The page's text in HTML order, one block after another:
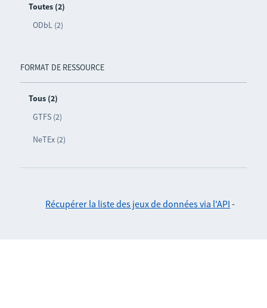
Toutes (2)
ODbL (2)
FORMAT DE RESSOURCE
Tous (2)
GTFS (2)
NeTEx (2)
Récupérer la liste des jeux de données via l'API -